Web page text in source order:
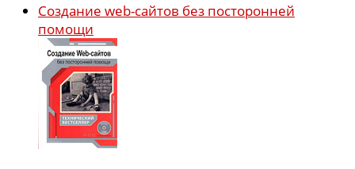
Создание web-сайтов без посторонней
помощи